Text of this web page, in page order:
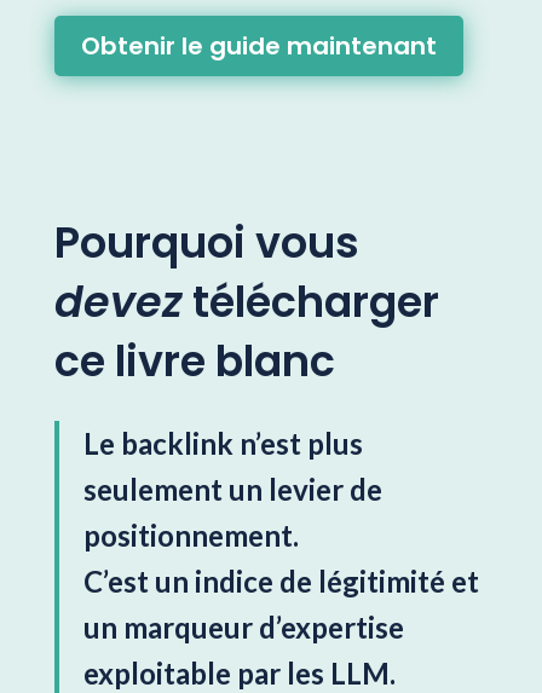
Obtenir le guide maintenant
Pourquoi vous
deveztélécharger
ce livre blanc
Le backlink n’est plus
seulement un levier de
positionnement.
C’est un indice de légitimité et
un marqueur d’expertise
exploitable par les LLM.